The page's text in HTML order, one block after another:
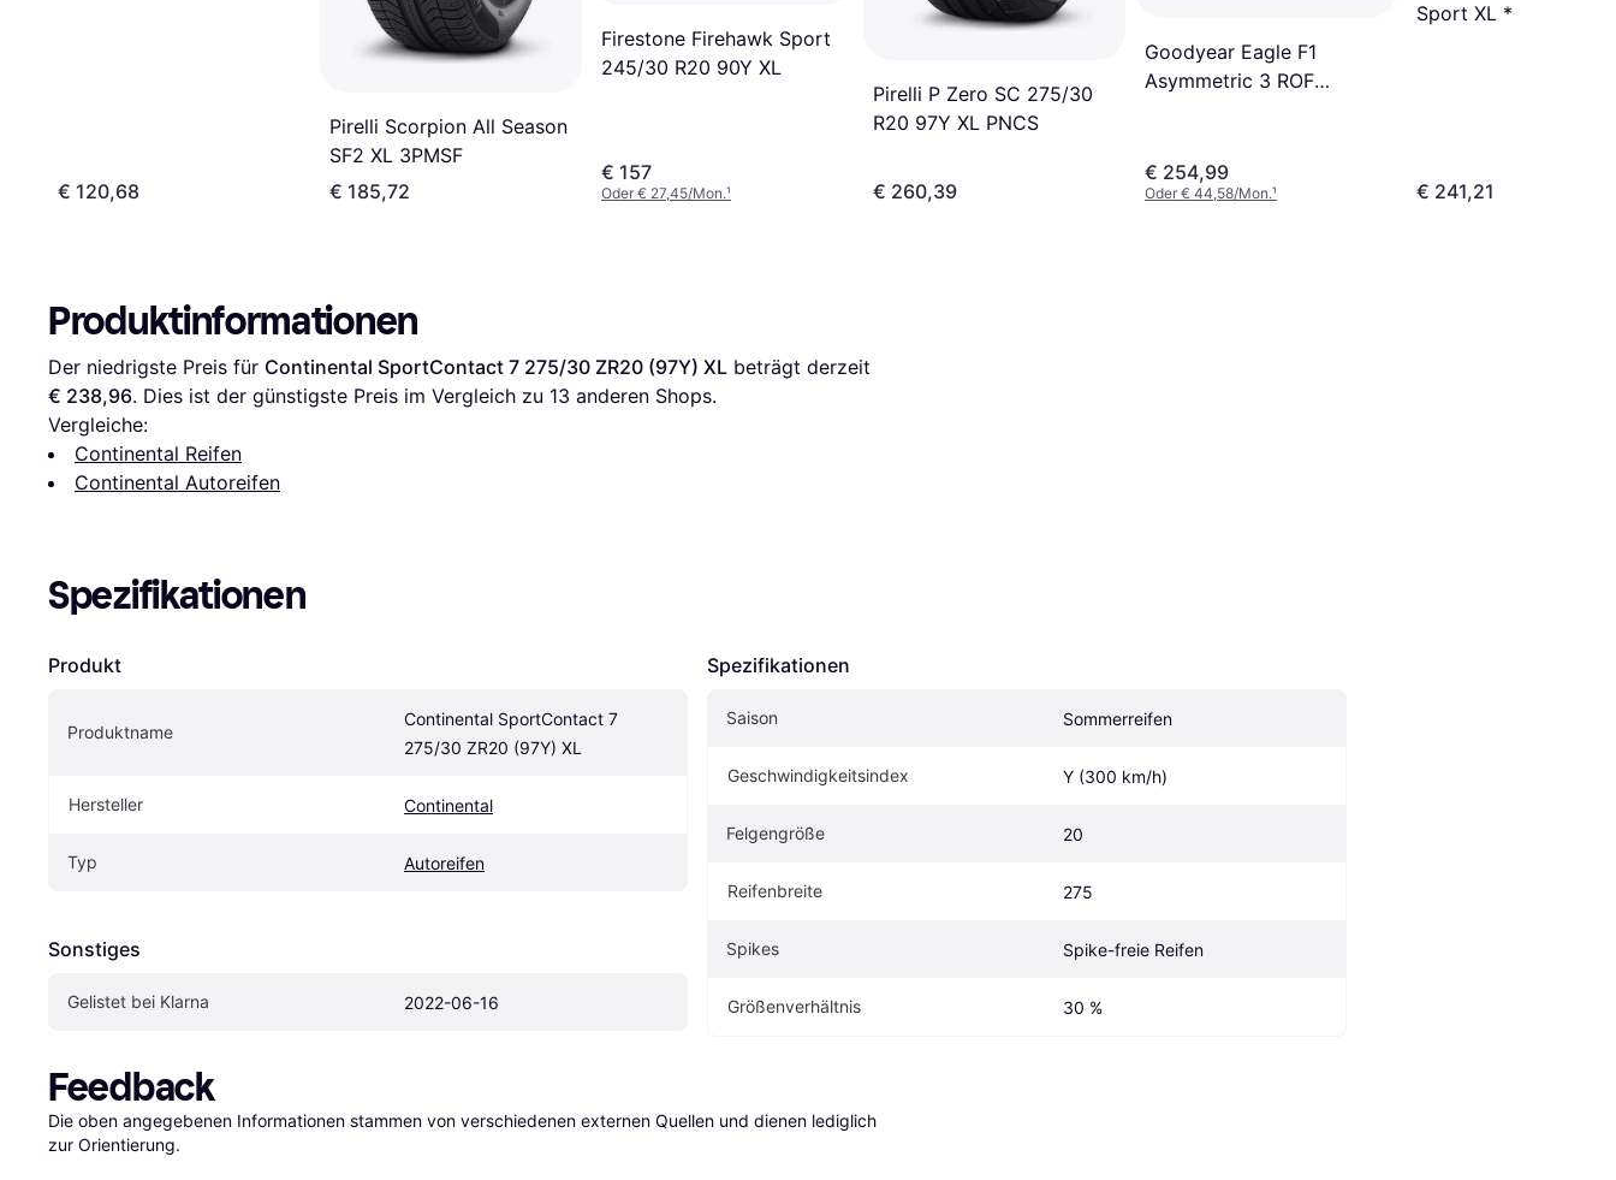
€ 120,68
Pirelli Scorpion All Season
SF2 XL 3PMSF
€ 185,72
Firestone Firehawk Sport
245/30 R20 90Y XL
€ 157
Oder € 27,45/Mon.¹
Pirelli P Zero SC 275/30
R20 97Y XL PNCS
€ 260,39
Goodyear Eagle F1
Asymmetric 3 ROF
€ 254,99
Oder € 44,58/Mon.¹
Sport XL *
€ 241,21
Produktinformationen
Der niedrigste Preis für Continental SportContact 7 275/30 ZR20 (97Y) XL
€ 238,96. Dies ist der günstigste Preis im Vergleich zu 13 anderen Shops.
Vergleiche:
Continental Reifen
Continental Autoreifen
Spezifikationen
Produkt
Produktname
Continental SportContact 7
275/30 ZR20 (97Y) XL
Hersteller Continental
Typ Autoreifen
Sonstiges
Gelistet bei Klarna 2022-06-16
Spezifikationen
Saison Sommerreifen
Geschwindigkeitsindex Y (300 km/h)
Felgengröße 20
Reifenbreite 275
Spikes Spike-freie Reifen
Größenverhältnis 30 %
Feedback
Die oben angegebenen Informationen stammen von verschiedenen externen Quellen und dienen lediglich
zur Orientierung.